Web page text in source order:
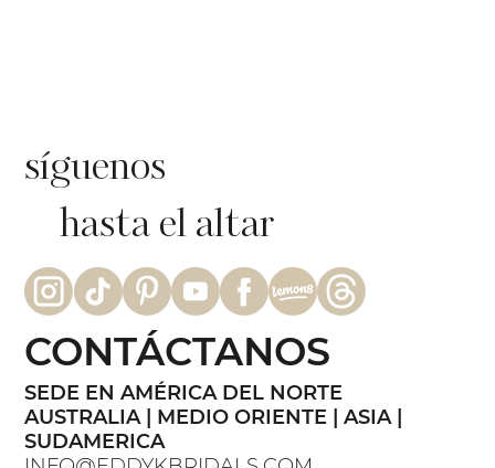
síguenos
hasta el altar
SEDE EN AMÉRICA DEL NORTE
AUSTRALIA | MEDIO ORIENTE | ASIA |
SUDAMERICA
CONTÁCTANOS